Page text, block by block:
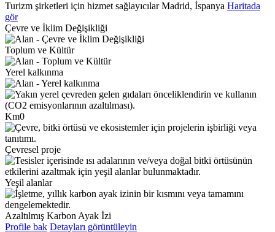
Turizm şirketleri için hizmet sağlayıcılar Madrid, İspanya Haritada
gör
Çevre ve İklim Değişikliği
Toplum ve Kültür
Yerel kalkınma
Km0
Çevresel proje
Yeşil alanlar
Azaltılmış Karbon Ayak İzi
Profile bak Detayları görüntüleyin